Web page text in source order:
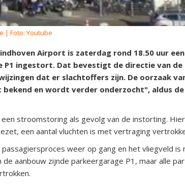
| Foto: Youtube
Airport is zaterdag rond 18.50 uur
P1 ingestort. Dat bevestigt de directie van de
dat er slachtoffers zijn. De oorzaak
en wordt verder onderzocht", aldus
stroomstoring als gevolg van de instorting.
een aantal vluchten is met vertraging
weer op gang en het vliegveld is
aanbouw zijnde parkeergarage P1, maar alle